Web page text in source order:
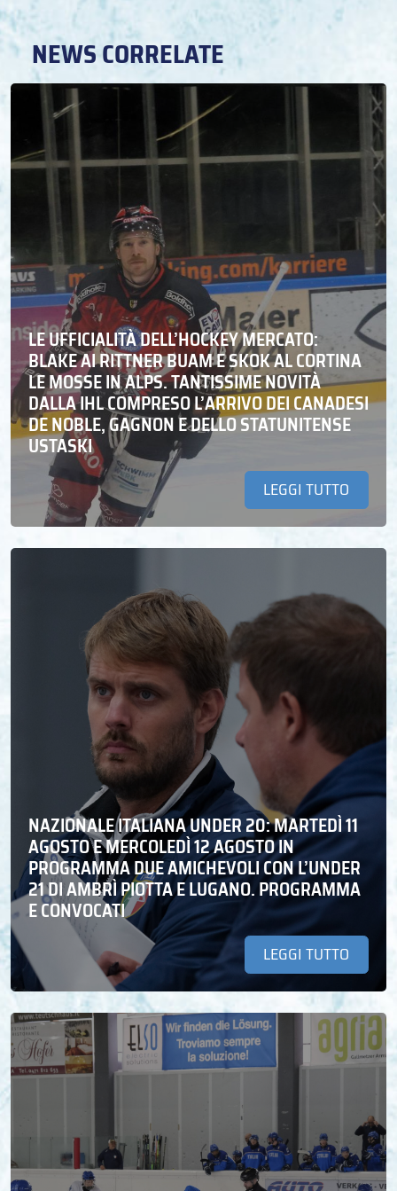
NEWS CORRELATE
LE UFFICIALITÀ DELL’HOCKEY MERCATO:
BLAKE AI RITTNER BUAM E SKOK AL CORTINA
LE MOSSE IN ALPS. TANTISSIME NOVITÀ
DALLA IHL COMPRESO L’ARRIVO DEI CANADESI
DE NOBLE, GAGNON E DELLO STATUNITENSE
USTASKI
LEGGI TUTTO
NAZIONALE ITALIANA UNDER 20: MARTEDÌ 11
AGOSTO E MERCOLEDÌ 12 AGOSTO IN
PROGRAMMA DUE AMICHEVOLI CON L’UNDER
21 DI AMBRÌ PIOTTA E LUGANO. PROGRAMMA
E CONVOCATI
LEGGI TUTTO